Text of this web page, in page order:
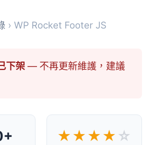
› WP Rocket Footer JS
下架— 不再更新維護，建議
★★★★ ☆